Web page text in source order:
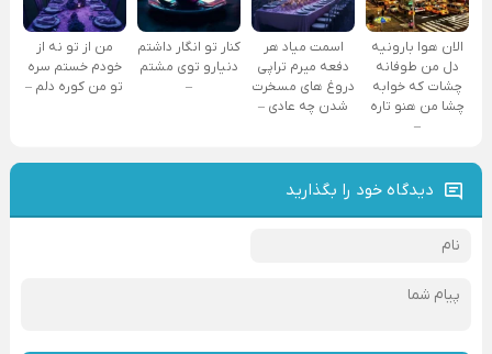
الان هوا بارونیه
دل من طوفانه
چشات که خوابه
چشا من هنو تاره
–
اسمت میاد هر
دفعه میرم تراپی
دروغ‌ های مسخرت
شدن چه عادی –
کنار تو انگار داشتم
دنیارو توی مشتم
–
من از تو نه از
خودم خستم سره
تو من کوره دلم –
دیدگاه خود را بگذارید